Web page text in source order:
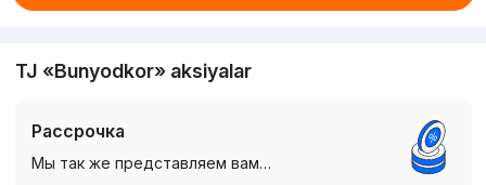
TJ «Bunyodkor» aksiyalar
Рассрочка
Мы так же представляем вам…